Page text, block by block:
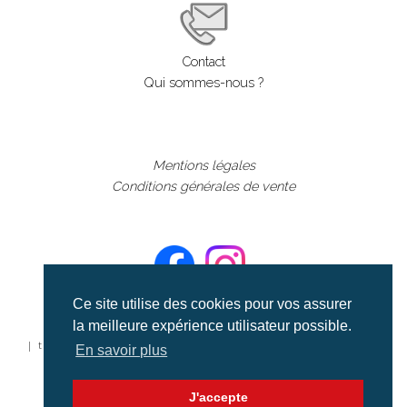
Ce site utilise des cookies pour vos assurer
la meilleure expérience utilisateur possible.
En savoir plus
J'accepte
Contact
Qui sommes-nous ?
Mentions légales
Conditions générales de vente
©aerialcollection marque déposée 2024
| tous droits réservés | aerialcollection.fr banque d'images
aériennes et documentaires video et cinéma |